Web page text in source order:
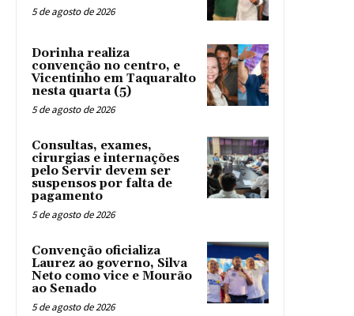
5 de agosto de 2026
Dorinha realiza
convenção no centro, e
Vicentinho em Taquaralto
nesta quarta (5)
5 de agosto de 2026
Consultas, exames,
cirurgias e internações
pelo Servir devem ser
suspensos por falta de
pagamento
5 de agosto de 2026
Convenção oficializa
Laurez ao governo, Silva
Neto como vice e Mourão
ao Senado
5 de agosto de 2026